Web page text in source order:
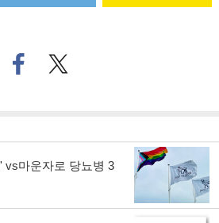
페
이
기
사
공
트위
터로
vs마운자로 당뇨병 3